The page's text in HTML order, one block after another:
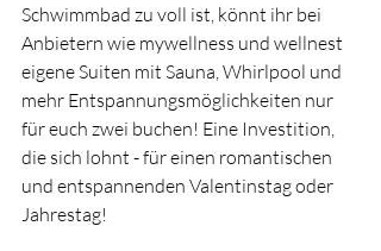
Schwimmbad zu voll ist, könnt ihr bei
Anbietern wie mywellness und wellnest
eigene Suiten mit Sauna, Whirlpool und
mehr Entspannungsmöglichkeiten nur
für euch zwei buchen! Eine Investition,
die sich lohnt - für einen romantischen
und entspannenden Valentinstag oder
Jahrestag!